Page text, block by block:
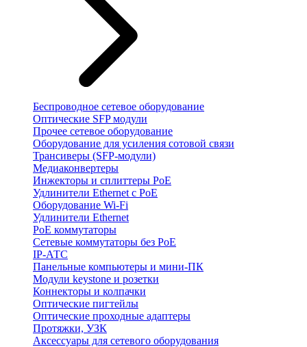
Беспроводное сетевое оборудование
Оптические SFP модули
Прочее сетевое оборудование
Оборудование для усиления сотовой связи
Трансиверы (SFP-модули)
Медиаконвертеры
Инжекторы и сплиттеры PoE
Удлинители Ethernet с PoE
Оборудование Wi-Fi
Удлинители Ethernet
PoE коммутаторы
Сетевые коммутаторы без PoE
IP-АТС
Панельные компьютеры и мини-ПК
Модули keystone и розетки
Коннекторы и колпачки
Оптические пигтейлы
Оптические проходные адаптеры
Протяжки, УЗК
Аксессуары для сетевого оборудования